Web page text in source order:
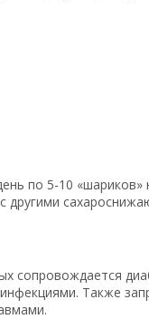
по 5-10
другими
сопровождается
Также